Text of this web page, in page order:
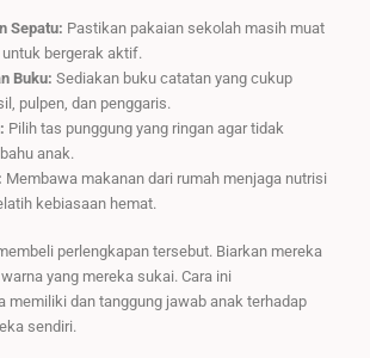
Sepatu: Pastikan pakaian sekolah masih muat
bergerak aktif.
Buku: Sediakan buku catatan yang cukup
pulpen, dan penggaris.
Pilih tas punggung yang ringan agar tidak
anak.
Membawa makanan dari rumah menjaga nutrisi
kebiasaan hemat.
perlengkapan tersebut. Biarkan mereka
yang mereka sukai. Cara ini
memiliki dan tanggung jawab anak terhadap
sendiri.